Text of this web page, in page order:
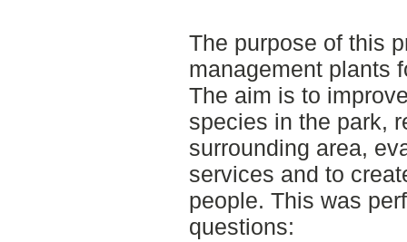
The purpose of this
management plants
The aim is to
species in the park,
surrounding area,
services and to
people. This was
questions: